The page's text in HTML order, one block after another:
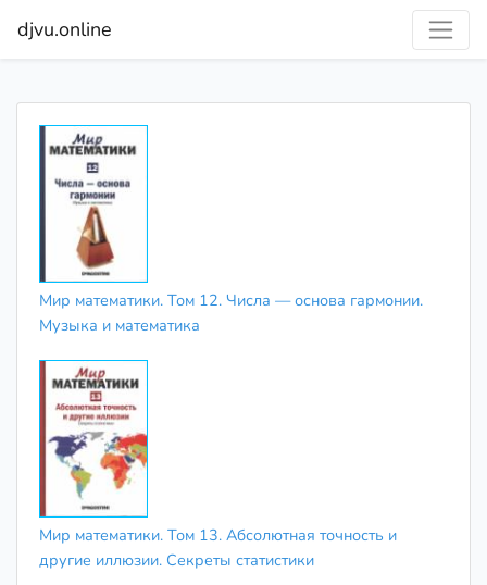
djvu.online
Мир математики. Том 12. Числа — основа гармонии.
Музыка и математика
Мир математики. Том 13. Абсолютная точность и
другие иллюзии. Секреты статистики